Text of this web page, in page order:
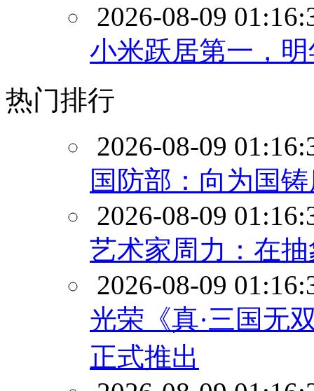
2026-08-09
小米跃居第一，
热门排行
2026-08-09
国防部：向为国
2026-08-09
艺术家周力：在
2026-08-09
光荣《真·三国无
正式推出